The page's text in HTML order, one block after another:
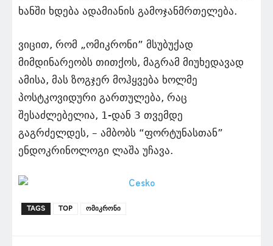
ხანში ხდება ადამიანის გამოჯანმრთელება.
ვიცით, რომ „ომიკრონი” მსუბუქად
მიმდინარეობს თითქოს, მაგრამ მიუხედავად
ამისა, მას ზოგჯერ მოჰყვება ხოლმე
პოსტკოვიდური გართულება, რაც
შესაძლებელია, 1-დან 3 თვემდე
გაგრძელდეს, – ამბობს “ფორტუნასთან”
ენდოკრინოლოგი ლაშა უჩავა.
TAGS TOP ომიკრონი